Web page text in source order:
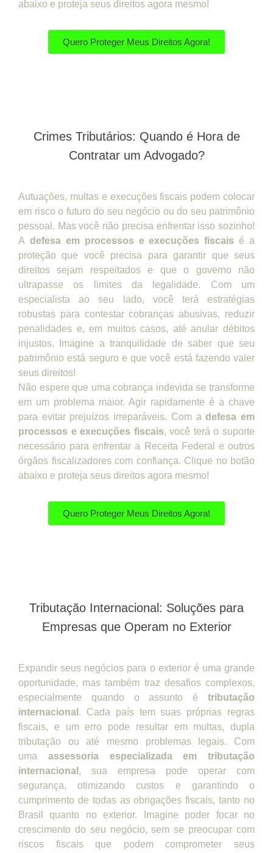
abaixo e proteja seus direitos agora mesmo!
Quero Proteger Meus Direitos Agora!
Crimes Tributários: Quando é Hora de
Contratar um Advogado?
Autuações, multas e execuções fiscais podem colocar
em risco o futuro do seu negócio ou do seu patrimônio
pessoal. Mas você não precisa enfrentar isso sozinho!
A defesa em processos e execuções fiscais é a
proteção que você precisa para garantir que seus
direitos sejam respeitados e que o governo não
ultrapasse os limites da legalidade. Com um
especialista ao seu lado, você terá estratégias
robustas para contestar cobranças abusivas, reduzir
penalidades e, em muitos casos, até anular débitos
injustos. Imagine a tranquilidade de saber que seu
patrimônio está seguro e que você está fazendo valer
seus direitos!
Não espere que uma cobrança indevida se transforme
em um problema maior. Agir rapidamente é a chave
para evitar prejuízos irreparáveis. Com adefesa em
processos e execuções fiscais, você terá o suporte
necessário para enfrentar a Receita Federal e outros
órgãos fiscalizadores com confiança. Clique no botão
abaixo e proteja seus direitos agora mesmo!
Quero Proteger Meus Direitos Agora!
Tributação Internacional: Soluções para
Empresas que Operam no Exterior
Expandir seus negócios para o exterior é uma grande
oportunidade, mas também traz desafios complexos,
especialmente quando o assunto é tributação
internacional . Cada país tem suas próprias regras
fiscais, e um erro pode resultar em multas, dupla
tributação ou até mesmo problemas legais. Com
uma assessoria especializada em tributação
internacional , sua empresa pode operar com
segurança, otimizando custos e garantindo o
cumprimento de todas as obrigações fiscais, tanto no
Brasil quanto no exterior. Imagine poder focar no
crescimento do seu negócio, sem se preocupar com
riscos fiscais que podem comprometer seus